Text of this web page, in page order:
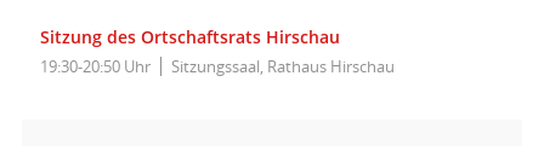
Sitzung des Ortschaftsrats Hirschau
19:30-20:50 Uhr Sitzungssaal, Rathaus Hirschau